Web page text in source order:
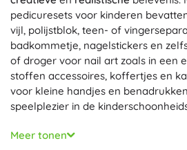
pedicuresets voor kinderen
vijl, polijstblok, teen- of
badkommetje, nagelstickers en
of droger voor nail art zoals in een
stoffen accessoires, koffertjes en
voor kleine handjes en benadrukken
speelplezier in de
Kinder­manicure en kinder­pedicure
motoriek, oog-handcoördinatie en
Meer tonen